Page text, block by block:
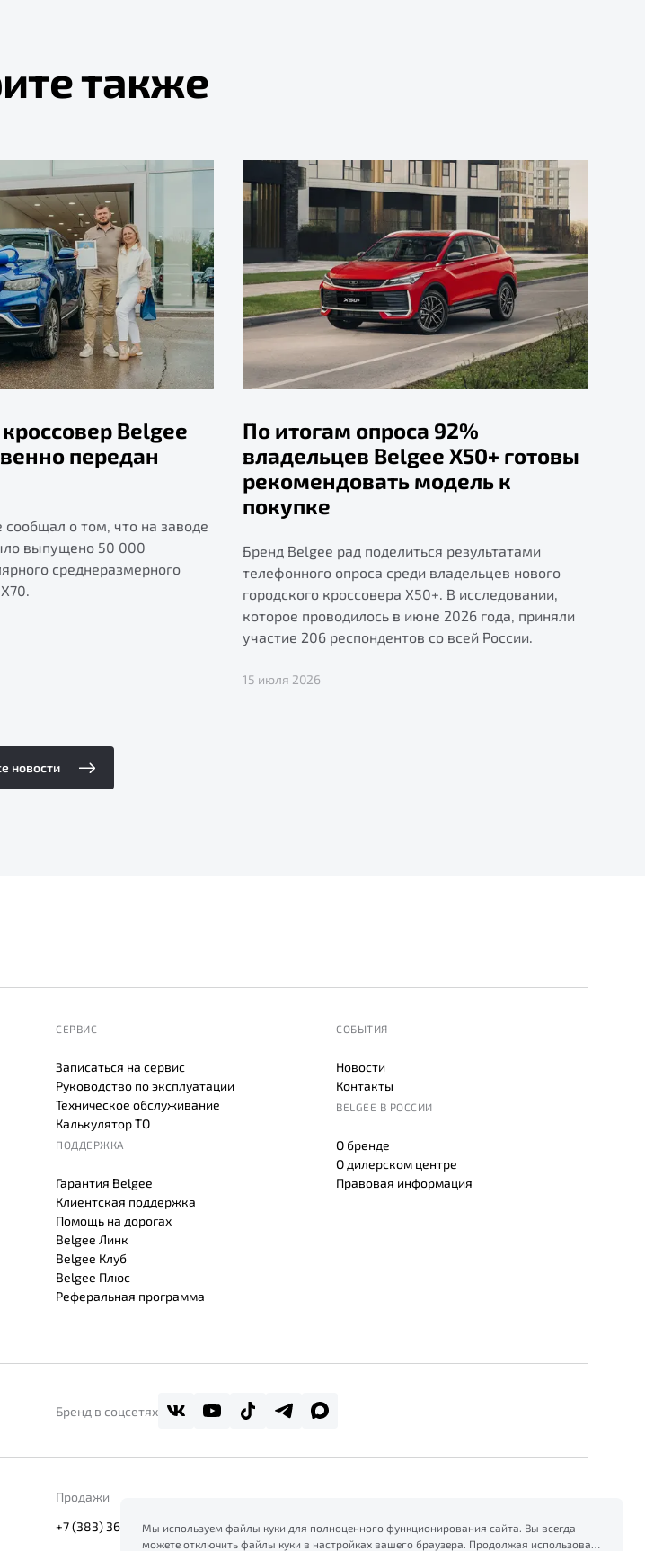
также
Belgee
передан
сообщал о том, что на заводе
выпущено 50 000
среднеразмерного
По итогам опроса 92%
владельцев Belgee X50+ готовы
рекомендовать модель к
покупке
Бренд Belgee рад поделиться результатами
телефонного опроса среди владельцев нового
городского кроссовера X50+. В исследовании,
которое проводилось в июне 2026 года, приняли
участие 206 респондентов со всей России.
15 июля 2026
новости
СЕРВИС
Записаться на сервис
Руководство по эксплуатации
Техническое обслуживание
Калькулятор ТО
ПОДДЕРЖКА
Гарантия Belgee
Клиентская поддержка
Помощь на дорогах
Belgee Линк
Belgee Клуб
Belgee Плюс
Реферальная программа
СОБЫТИЯ
Новости
Контакты
BELGEE В РОССИИ
О бренде
О дилерском центре
Правовая информация
Бренд в соцсетях
Продажи
+7 (383) 363-56-63Мы используем файлы куки для полноценного функционирования сайта. Вы всегда
можете отключить файлы куки в настройках вашего браузера. Продолжая использовать